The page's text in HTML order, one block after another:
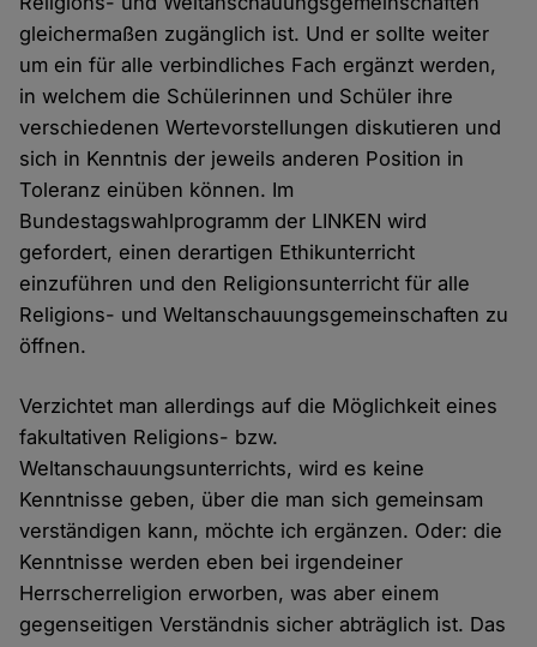
gleichermaßen zugänglich ist. Und er sollte weiter
um ein für alle verbindliches Fach ergänzt werden,
in welchem die Schülerinnen und Schüler ihre
verschiedenen Wertevorstellungen diskutieren und
sich in Kenntnis der jeweils anderen Position in
Toleranz einüben können. Im
Bundestagswahlprogramm der LINKEN wird
gefordert, einen derartigen Ethikunterricht
einzuführen und den Religionsunterricht für alle
Religions- und Weltanschauungsgemeinschaften zu
öffnen.
Verzichtet man allerdings auf die Möglichkeit eines
fakultativen Religions- bzw.
Weltanschauungsunterrichts, wird es keine
Kenntnisse geben, über die man sich gemeinsam
verständigen kann, möchte ich ergänzen. Oder: die
Kenntnisse werden eben bei irgendeiner
Herrscherreligion erworben, was aber einem
gegenseitigen Verständnis sicher abträglich ist. Das